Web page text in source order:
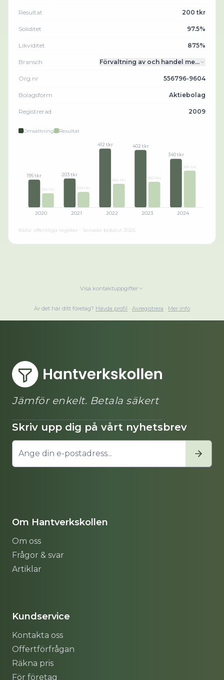
Resultat 200 tkr
Soliditet 97.5%
Likviditet 875%
Bransch Förvaltning av och handel me…
Org.nr 556796-9604
Bolagsform Aktiebolag
Registrerad 2009
Omsättning Resultat
195 tkr
100 tkr
2020
203 tkr
109 tkr
2021
412 tkr
166 tkr
2022
402 tkr
180 tkr
2023
340 tkr
258 tkr
2024
Källa: offentliga register · Senaste bokslut 2026
Visa kontaktuppgifter
Är det här ditt företag? Hävda profil · Avregistrera · Mer info
Jämför enkelt. Betala säkert
Skriv upp dig på vårt nyhetsbrev
Om Hantverkskollen
Om oss
Frågor & svar
Artiklar
Kundservice
Kontakta oss
Offertförfrågan
Räkna pris
För företag